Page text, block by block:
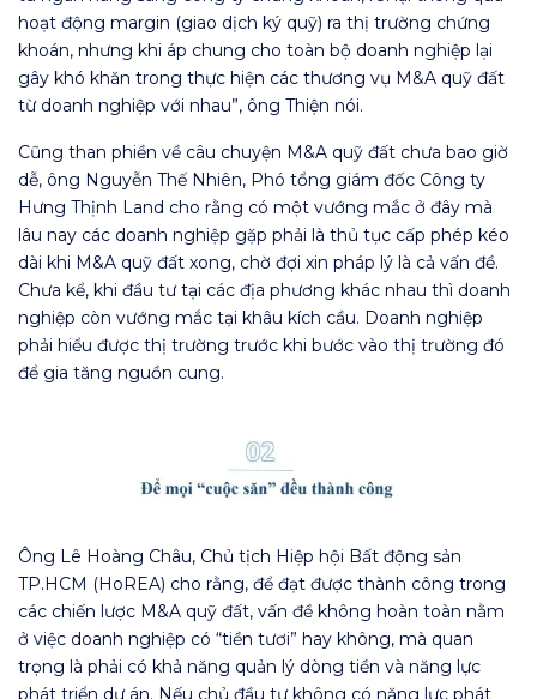
hoạt động margin (giao dịch ký quỹ) ra thị trường chứng
khoán, nhưng khi áp chung cho toàn bộ doanh nghiệp lại
gây khó khăn trong thực hiện các thương vụ M&A quỹ đất
từ doanh nghiệp với nhau”, ông Thiện nói.
Cũng than phiền về câu chuyện M&A quỹ đất chưa bao giờ
dễ, ông Nguyễn Thế Nhiên, Phó tổng giám đốc Công ty
Hưng Thịnh Land cho rằng có một vướng mắc ở đây mà
lâu nay các doanh nghiệp gặp phải là thủ tục cấp phép kéo
dài khi M&A quỹ đất xong, chờ đợi xin pháp lý là cả vấn đề.
Chưa kể, khi đầu tư tại các địa phương khác nhau thì doanh
nghiệp còn vướng mắc tại khâu kích cầu. Doanh nghiệp
phải hiểu được thị trường trước khi bước vào thị trường đó
để gia tăng nguồn cung.
Ông Lê Hoàng Châu, Chủ tịch Hiệp hội Bất động sản
TP.HCM (HoREA) cho rằng, để đạt được thành công trong
các chiến lược M&A quỹ đất, vấn đề không hoàn toàn nằm
ở việc doanh nghiệp có “tiền tươi” hay không, mà quan
trọng là phải có khả năng quản lý dòng tiền và năng lực
phát triển dự án. Nếu chủ đầu tư không có năng lực phát